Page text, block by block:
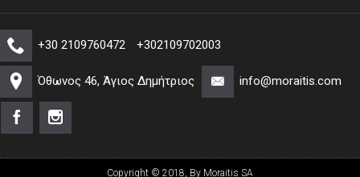
+30 2109760472 +302109702003
Όθωνος 46, Άγιος Δημήτριος info@moraitis.com
Copyright © 2018, By Moraitis SA